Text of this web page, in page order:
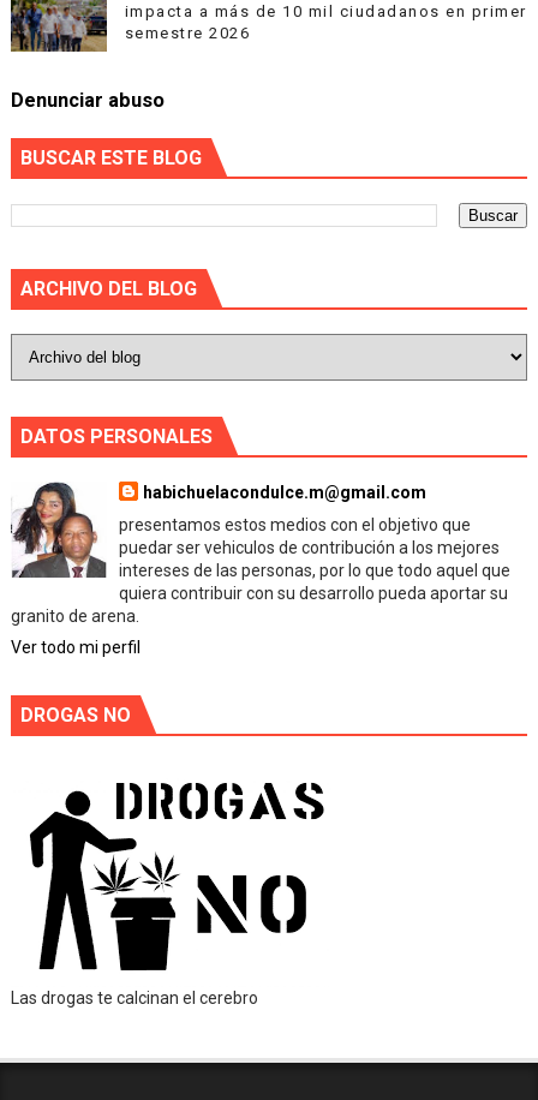
impacta a más de 10 mil ciudadanos en primer
semestre 2026
Denunciar abuso
BUSCAR ESTE BLOG
ARCHIVO DEL BLOG
DATOS PERSONALES
habichuelacondulce.m@gmail.com
presentamos estos medios con el objetivo que
puedar ser vehiculos de contribución a los mejores
intereses de las personas, por lo que todo aquel que
quiera contribuir con su desarrollo pueda aportar su
granito de arena.
Ver todo mi perfil
DROGAS NO
Las drogas te calcinan el cerebro